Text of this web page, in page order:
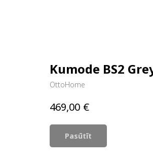
Kumode BS2
OttoHome
469,00 €
Pasūtīt